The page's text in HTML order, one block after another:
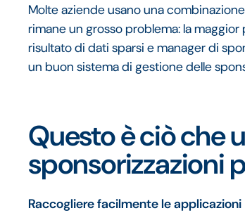
Molte aziende usano una
rimane un grosso problema: la
risultato di dati sparsi e manager di
un buon sistema di gestione delle
Questo è ciò che
sponsorizzazioni
Raccogliere facilmente le applicazioni